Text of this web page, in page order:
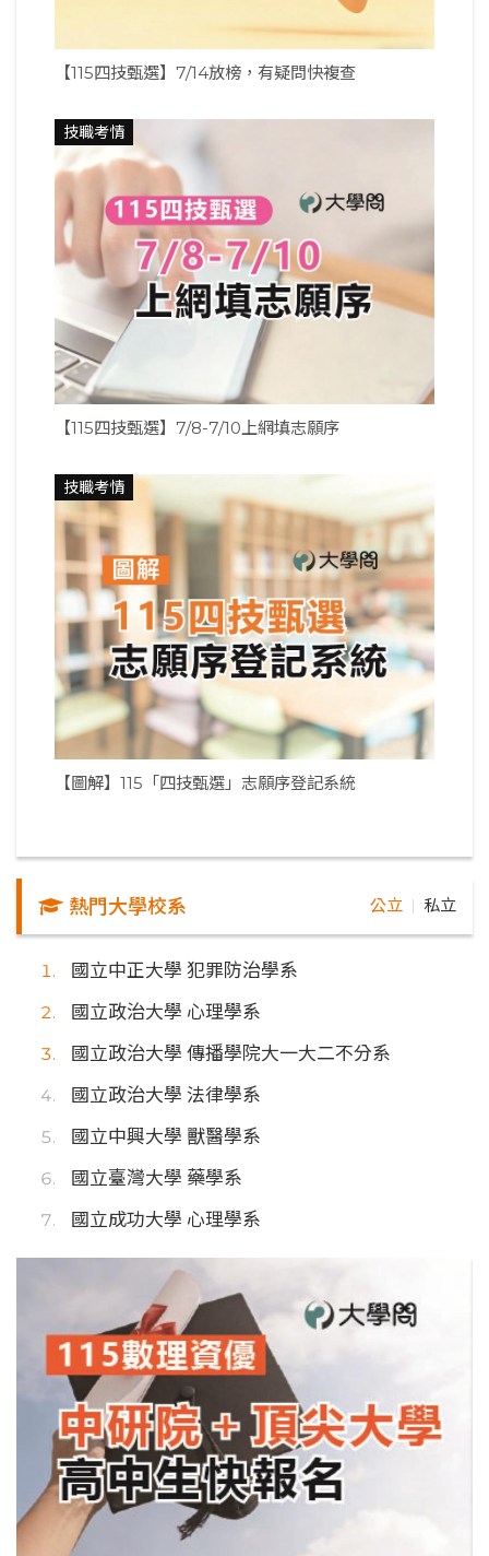
【115四技甄選】7/14放榜，有疑問快複查
技職考情
【115四技甄選】7/8-7/10上網填志願序
技職考情
【圖解】115「四技甄選」志願序登記系統
熱門大學校系 公立 私立
國立中正大學 犯罪防治學系
國立政治大學 心理學系
國立政治大學 傳播學院大一大二不分系
國立政治大學 法律學系
國立中興大學 獸醫學系
國立臺灣大學 藥學系
國立成功大學 心理學系